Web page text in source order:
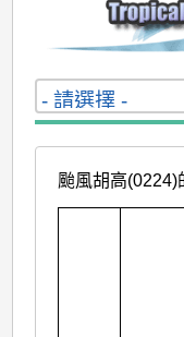
颱風胡高(0224)